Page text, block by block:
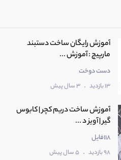
آموزش رایگان ساخت دستبند
مارپیچ : آموزش ...
دست دوخت
13 بازدید . 3 سال پیش
آموزش ساخت دریم کچر | کابوس
گیر | آویز د ...
118فایل
98 بازدید . 5 سال پیش